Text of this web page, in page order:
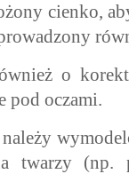
cienko,
o
pod oczami.
twarzy (np.